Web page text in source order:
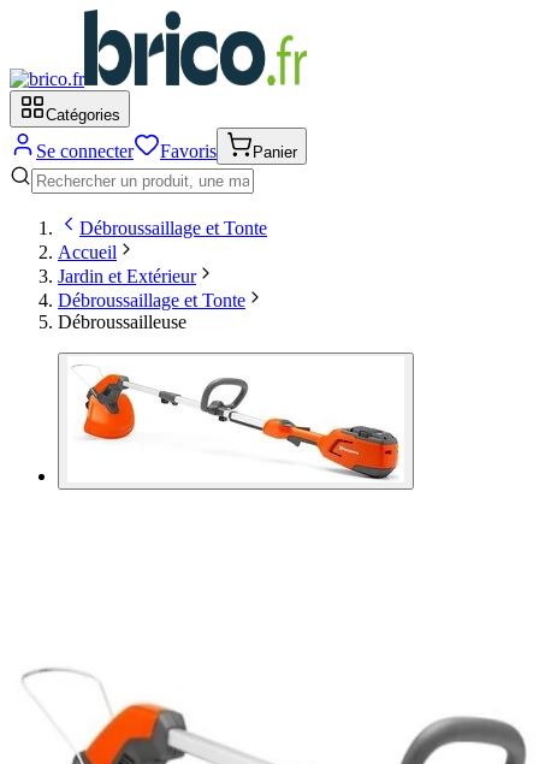
Catégories
Se connecter Favoris Panier
Débroussaillage et Tonte
Accueil
Jardin et Extérieur
Débroussaillage et Tonte
Débroussailleuse